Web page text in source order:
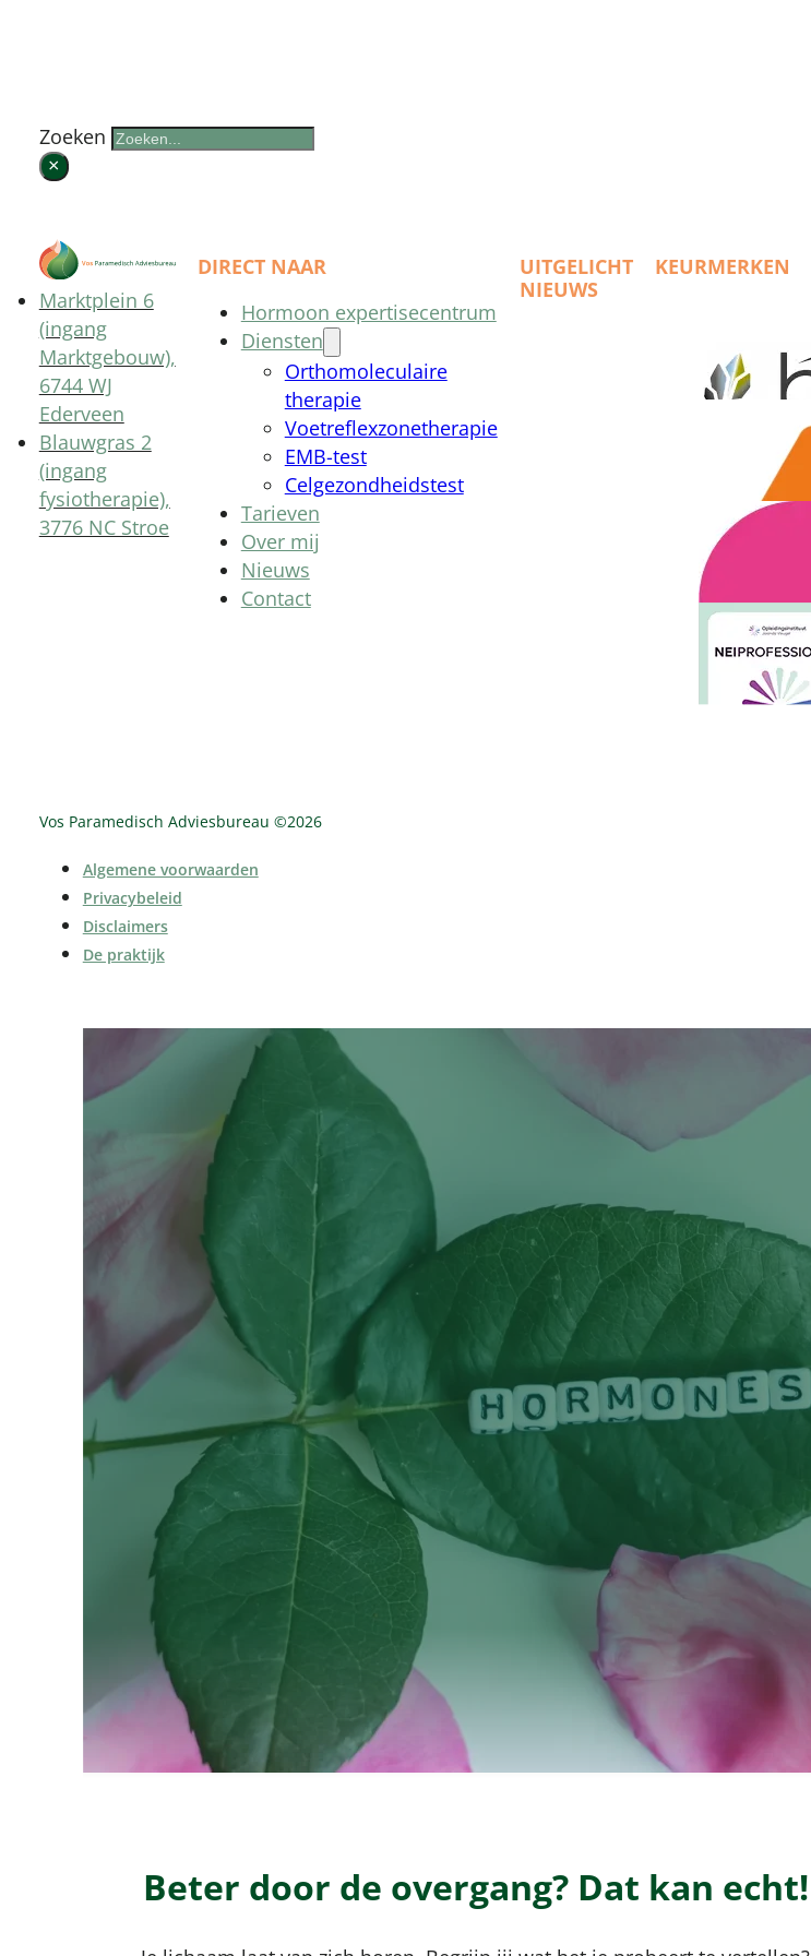
Zoeken
×
Marktplein 6
(ingang
Marktgebouw),
6744 WJ
Ederveen
Blauwgras 2
(ingang
fysiotherapie),
3776 NC Stroe
DIRECT NAAR
Hormoon expertisecentrum
Diensten
Orthomoleculaire
therapie
Voetreflexzonetherapie
EMB-test
Celgezondheidstest
Tarieven
Over mij
Nieuws
Contact
UITGELICHT
NIEUWS
KEURMERKEN
Vos Paramedisch Adviesbureau ©2026
Algemene voorwaarden
Privacybeleid
Disclaimers
De praktijk
Beter door de overgang? Dat kan echt!